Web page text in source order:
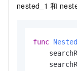
nested_1 和
func